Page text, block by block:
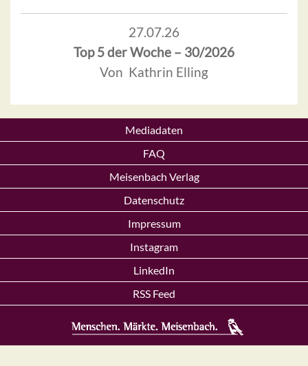
27.07.26
Top 5 der Woche – 30/2026
Von Kathrin Elling
Mediadaten
FAQ
Meisenbach Verlag
Datenschutz
Impressum
Instagram
LinkedIn
RSS Feed